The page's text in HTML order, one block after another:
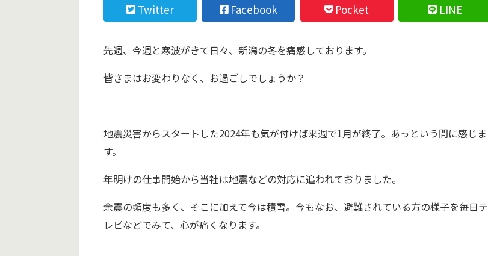
Twitter Facebook Pocket LINE
先週、今週と寒波がきて日々、新潟の冬を痛感しております。
皆さまはお変わりなく、お過ごしでしょうか？
地震災害からスタートした2024年も気が付けば来週で1月が終了。あっという間に感じま
す。
年明けの仕事開始から当社は地震などの対応に追われておりました。
余震の頻度も多く、そこに加えて今は積雪。今もなお、避難されている方の様子を毎日テ
レビなどでみて、心が痛くなります。